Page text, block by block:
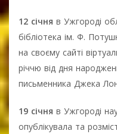
12 січня в Ужгороді
бібліотека ім. Ф.
на своєму сайті
річчю від дня
письменника Джека
19 січня в Ужгороді
опублікувала та